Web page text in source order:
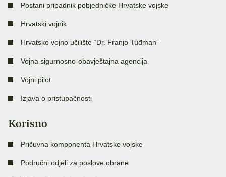
Postani pripadnik pobjedničke Hrvatske vojske
Hrvatski vojnik
Hrvatsko vojno učilište “Dr. Franjo Tuđman”
Vojna sigurnosno-obavještajna agencija
Vojni pilot
Izjava o pristupačnosti
Korisno
Pričuvna komponenta Hrvatske vojske
Područni odjeli za poslove obrane